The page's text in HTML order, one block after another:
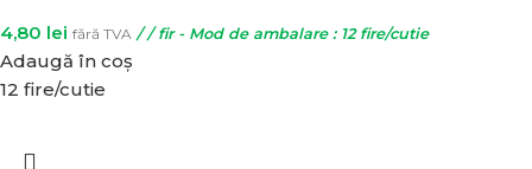
4,80 lei fără TVA / / fir - Mod de ambalare : 12 fire/cutie
Adaugă în coș
12 fire/cutie